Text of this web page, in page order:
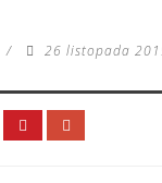
/
26 listopada